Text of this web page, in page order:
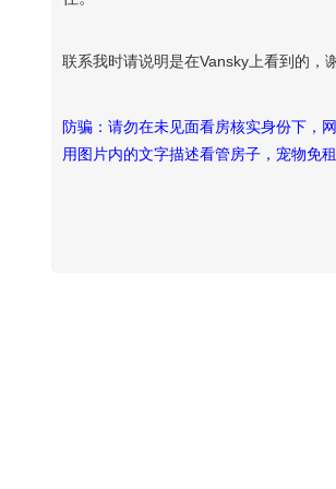
联系我时请说明是在Vansky上看到的，
防骗：请勿在未见面看房核实身份下，网
用图片内的文字描述看管房子，宠物免